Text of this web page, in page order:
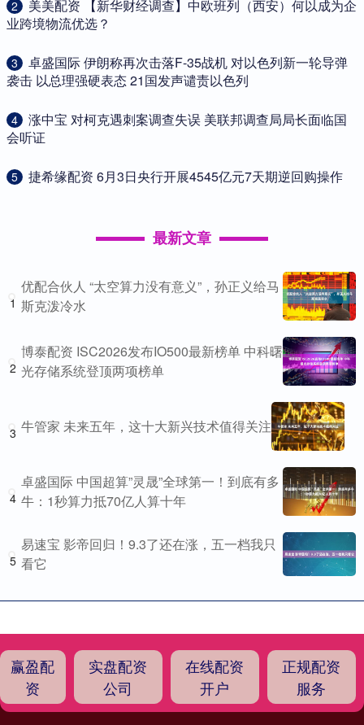
2
​美美配资 【新华财经调查】中欧班列（西安）何以成为企
业跨境物流优选？
3
​卓盛国际 伊朗称再次击落F-35战机 对以色列新一轮导弹
袭击 以总理强硬表态 21国发声谴责以色列
4
​涨中宝 对柯克遇刺案调查失误 美联邦调查局局长面临国
会听证
5 ​捷希缘配资 6月3日央行开展4545亿元7天期逆回购操作
最新文章
1
优配合伙人 “太空算力没有意义”，孙正义给马
斯克泼冷水
2
博泰配资 ISC2026发布IO500最新榜单 中科曙
光存储系统登顶两项榜单
3 牛管家 未来五年，这十大新兴技术值得关注
4
卓盛国际 中国超算”灵晟”全球第一！到底有多
牛：1秒算力抵70亿人算十年
5
易速宝 影帝回归！9.3了还在涨，五一档我只
看它
赢盈配
资
实盘配资
公司
在线配资
开户
正规配资
服务